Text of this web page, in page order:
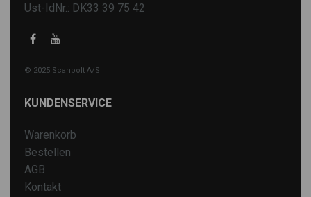
Ust-IdNr.: DK33 39 75 42
© 2025 Scanbolt A/S
KUNDENSERVICE
Warenkorb
Bestellen
AGB
Kontakt